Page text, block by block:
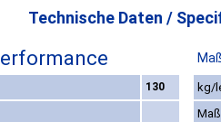
Technische Daten /
130
kg/